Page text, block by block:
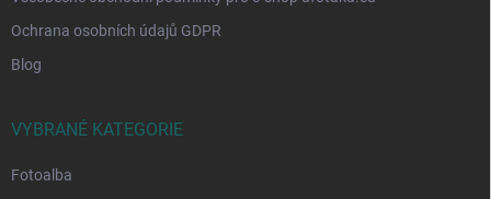
Ochrana osobních údajů GDPR
Blog
VYBRANÉ KATEGORIE
Fotoalba